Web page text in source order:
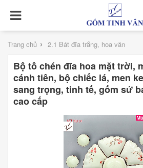
Trang chủ › 2.1 Bát đĩa trắng, hoa văn
Bộ tô chén đĩa hoa mặt trời,
cánh tiên, bộ chiếc lá, men
sang trọng, tinh tế, gốm sứ
cao cấp